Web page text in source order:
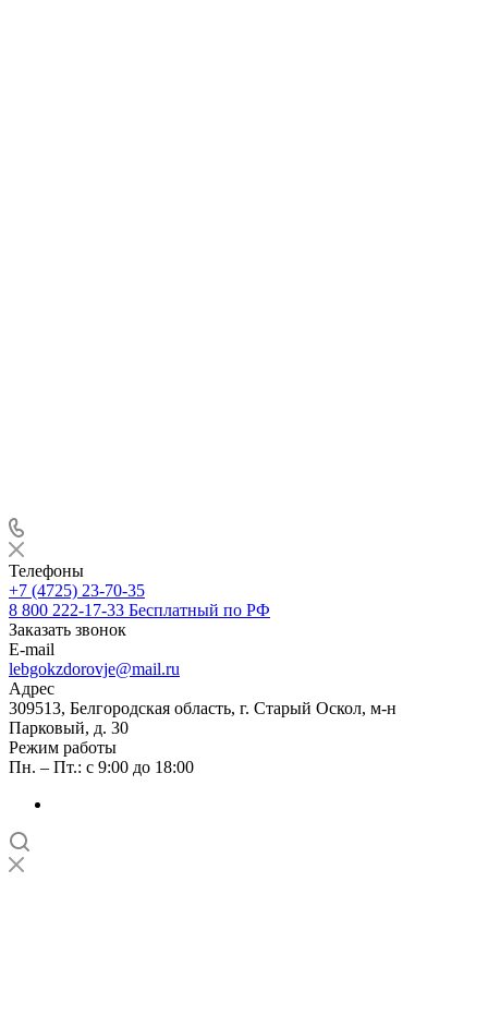
Телефоны
+7 (4725) 23-70-35
8 800 222-17-33 Бесплатный по РФ
Заказать звонок
E-mail
lebgokzdorovje@mail.ru
Адрес
309513, Белгородская область, г. Старый Оскол, м-н
Парковый, д. 30
Режим работы
Пн. – Пт.: с 9:00 до 18:00